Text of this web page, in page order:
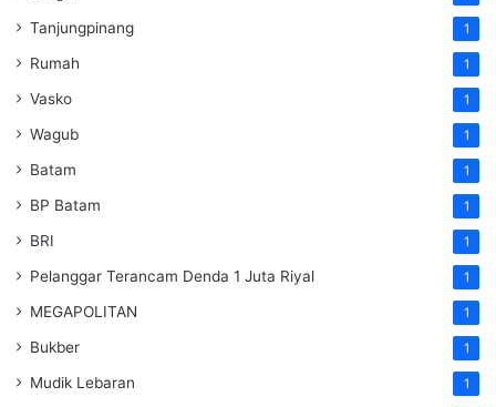
Tanjungpinang 1
Rumah 1
Vasko 1
Wagub 1
Batam 1
BP Batam 1
BRI 1
Pelanggar Terancam Denda 1 Juta Riyal 1
MEGAPOLITAN 1
Bukber 1
Mudik Lebaran 1